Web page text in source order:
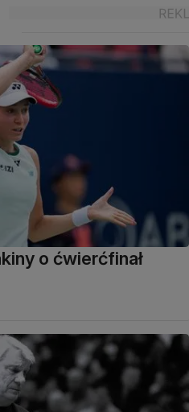
o ćwierćfinał